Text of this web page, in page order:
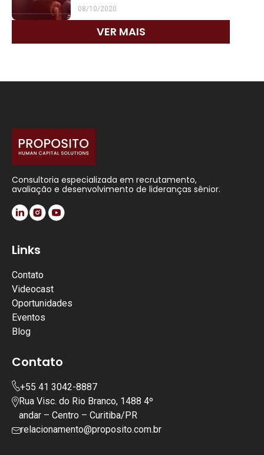
08/10/2020
VER MAIS
Consultoria especializada em recrutamento,
avaliação e desenvolvimento de lideranças sênior.
Links
Contato
Videocast
Oportunidades
Eventos
Blog
Contato
+55 41 3042-8887
Rua Visc. do Rio Branco, 1488 4º
andar – Centro – Curitiba/PR
relacionamento@proposito.com.br